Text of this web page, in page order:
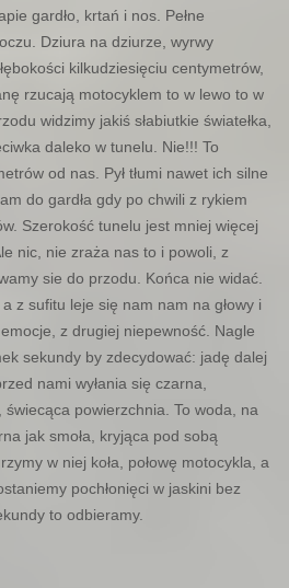
gardło, krtań i nos. Pełne
Dziura na dziurze, wyrwy
kilkudziesięciu centymetrów,
rzucają motocyklem to w lewo to w
widzimy jakiś słabiutkie światełka,
daleko w tunelu. Nie!!! To
od nas. Pył tłumi nawet ich silne
do gardła gdy po chwili z rykiem
Szerokość tunelu jest mniej więcej
nic, nie zraża nas to i powoli, z
sie do przodu. Końca nie widać.
z sufitu leje się nam nam na głowy i
z drugiej niepewność. Nagle
sekundy by zdecydować: jadę dalej
nami wyłania się czarna,
świecąca powierzchnia. To woda, na
jak smoła, kryjąca pod sobą
w niej koła, połowę motocykla, a
pochłonięci w jaskini bez
to odbieramy.